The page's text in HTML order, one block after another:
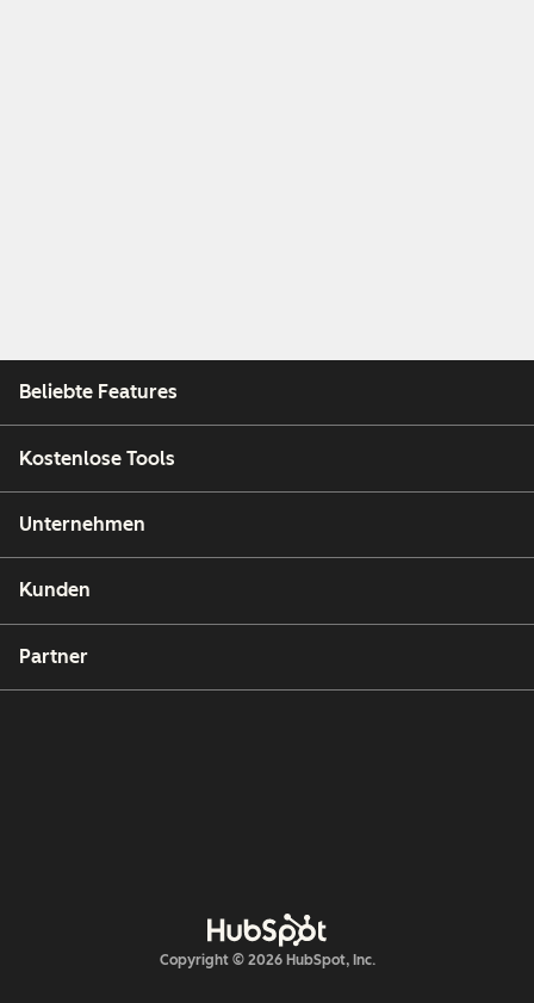
Beliebte Features
Kostenlose Tools
Unternehmen
Kunden
Partner
Copyright © 2026 HubSpot, Inc.